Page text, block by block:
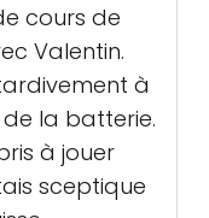
cours de
Valentin.
à
la batterie.
à jouer
sceptique